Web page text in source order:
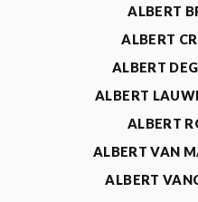
ALBERT
ALBERT
ALBERT
ALBERT
ALBERT
ALBERT VAN
ALBERT